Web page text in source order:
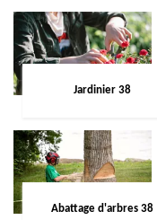
Jardinier 38
Abattage d'arbres 38